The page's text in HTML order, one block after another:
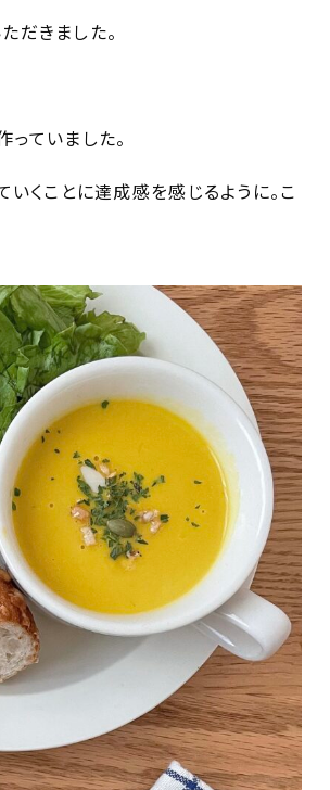
だきました。
ていました。
くことに達成感を感じるように。こ